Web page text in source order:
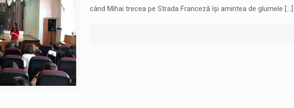
când Mihai trecea pe Strada Franceză își amintea de glumele […]